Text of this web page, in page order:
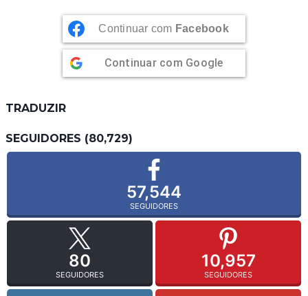
Continuar com Facebook
Continuar com Google
TRADUZIR
SEGUIDORES (80,729)
57,544
SEGUIDORES
80
SEGUIDORES
10,957
SEGUIDORES